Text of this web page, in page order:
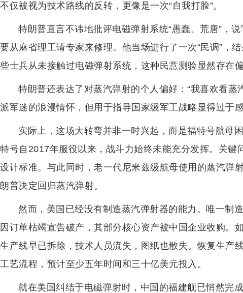
不仅被视为技术路线的反转，更像是一次“自我打脸”。
特朗普直言不讳地批评电磁弹射系统“愚蠢、荒唐”，
要从麻省理工请专家来修理。他当场进行了一次“民调”，
些士兵从未接触过电磁弹射系统，这种民意测验显然存在偏
特朗普还表达了对蒸汽弹射的个人偏好：“我喜欢看蒸
派军迷的浪漫情怀，但用于指导国家级军工战略显得过于感
实际上，这场大转弯并非一时兴起，而是福特号航母
特号自2017年服役以来，战斗力始终未能充分发挥。关键
设计标准。与此同时，老一代尼米兹级航母使用的蒸汽弹
朗普决定回归蒸汽弹射。
然而，美国已经没有制造蒸汽弹射器的能力。唯一制
因订单枯竭宣告破产，其部分核心资产被中国企业收购。
生产线早已拆除，技术人员流失，图纸也散失。恢复生产
工艺流程，预计至少五年时间和三十亿美元投入。
就在美国纠结于电磁弹射时，中国的福建舰已悄然完